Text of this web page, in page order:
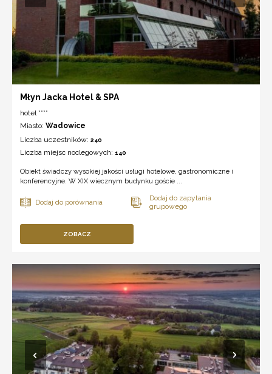
Młyn Jacka Hotel & SPA
hotel ****
Miasto: Wadowice
Liczba uczestników: 240
Liczba miejsc noclegowych: 140
Obiekt świadczy wysokiej jakości usługi hotelowe, gastronomiczne i
konferencyjne. W XIX wiecznym budynku goście ...
ZOBACZ